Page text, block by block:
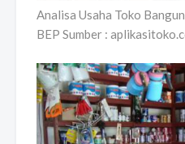
Analisa Usaha Toko
BEP Sumber :